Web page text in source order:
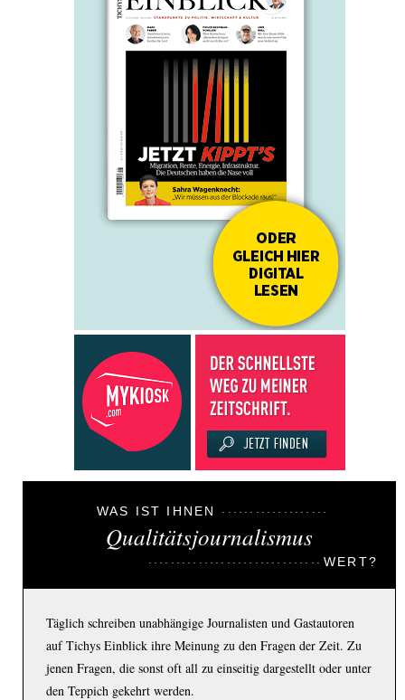
WAS IST IHNEN
Qualitätsjournalismus
WERT?
Täglich schreiben unabhängige Journalisten und Gastautoren
auf Tichys Einblick ihre Meinung zu den Fragen der Zeit. Zu
jenen Fragen, die sonst oft all zu einseitig dargestellt oder unter
den Teppich gekehrt werden.